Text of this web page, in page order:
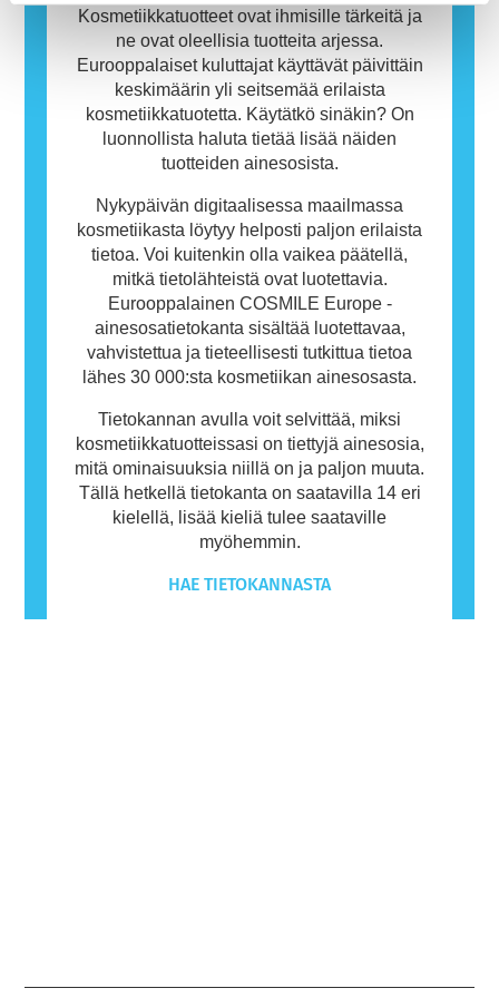
tarkoita, ettei muiden olisi turvallista käyttää
Kosmetiikkatuotteet ovat ihmisille tärkeitä ja
ne ovat oleellisia tuotteita arjessa.
Eurooppalaiset kuluttajat käyttävät päivittäin
keskimäärin yli seitsemää erilaista
kosmetiikkatuotetta. Käytätkö sinäkin? On
luonnollista haluta tietää lisää näiden
tuotteiden ainesosista.
Nykypäivän digitaalisessa maailmassa
kosmetiikasta löytyy helposti paljon erilaista
tietoa. Voi kuitenkin olla vaikea päätellä,
mitkä tietolähteistä ovat luotettavia.
Eurooppalainen COSMILE Europe -
ainesosatietokanta sisältää luotettavaa,
vahvistettua ja tieteellisesti tutkittua tietoa
lähes 30 000:sta kosmetiikan ainesosasta.
Tietokannan avulla voit selvittää, miksi
kosmetiikkatuotteissasi on tiettyjä ainesosia,
mitä ominaisuuksia niillä on ja paljon muuta.
Tällä hetkellä tietokanta on saatavilla 14 eri
kielellä, lisää kieliä tulee saataville
myöhemmin.
HAE TIETOKANNASTA